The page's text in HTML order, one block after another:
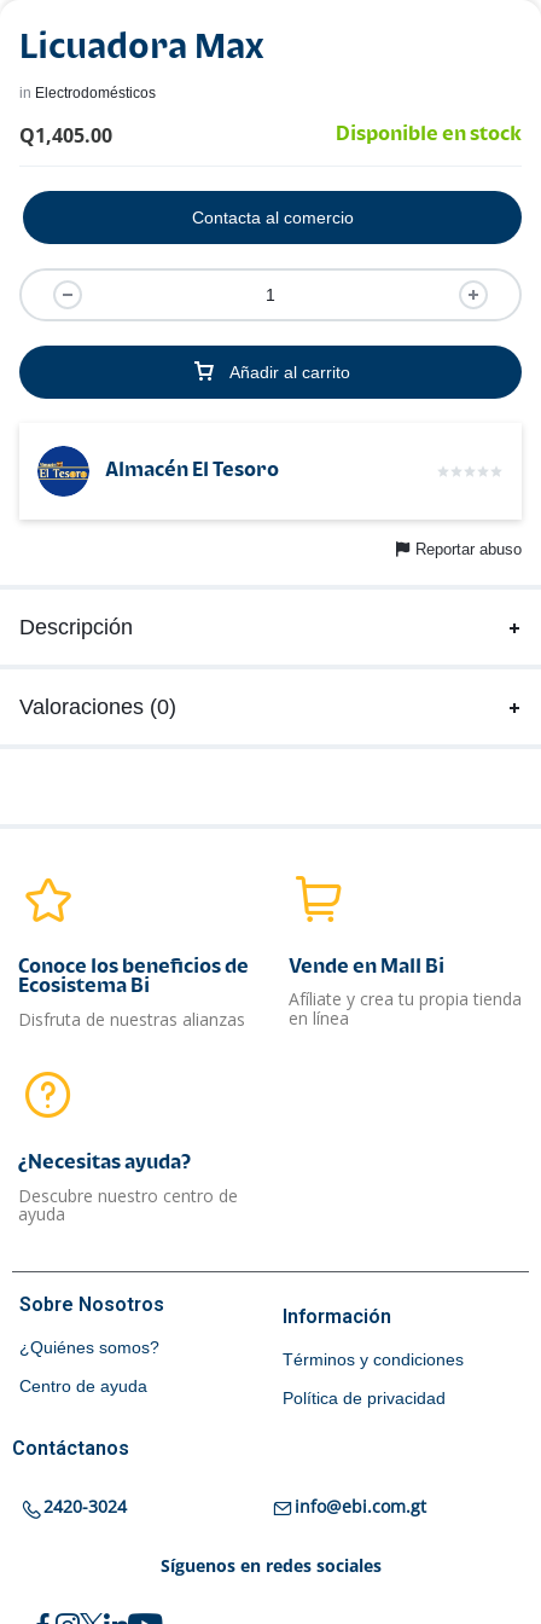
Licuadora Max
in Electrodomésticos
Q1,405.00 Disponible en stock
Añadir al carrito
Contacta al comercio
Almacén El Tesoro
Reportar abuso
Descripción
Valoraciones (0)
Conoce los beneficios de
Ecosistema Bi
Disfruta de nuestras alianzas
Vende en Mall Bi
Afíliate y crea tu propia tienda
en línea
¿Necesitas ayuda?​
Descubre nuestro centro de
ayuda
Sobre Nosotros
¿Quiénes somos?
Centro de ayuda
Información
Términos y condiciones
Política de privacidad
Contáctanos
2420-3024 info@ebi.com.gt
Síguenos en redes sociales